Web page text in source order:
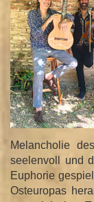
Melancholie
seelenvoll und
Euphorie
Osteuropas